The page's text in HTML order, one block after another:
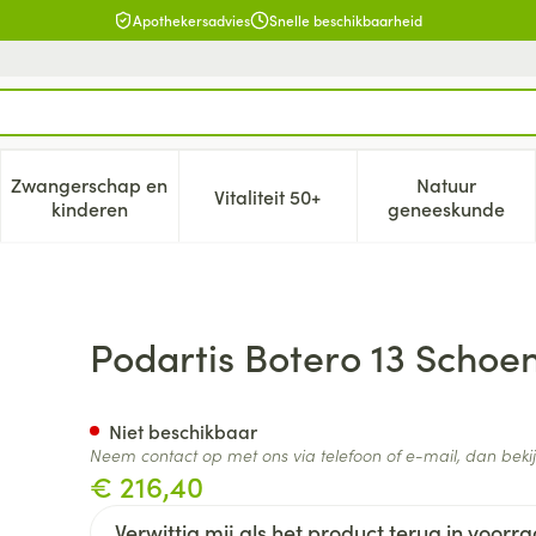
Apothekersadvies Snelle beschikbaarheid
verzorging en hygiëne categorie
voor Dieet, voeding en vitamines categorie
Zwangerschap en
kinderenToon submenu voor Zwangerschap en kinderen
Vitaliteit 50+Toon submenu voor Vitaliteit
Natuur
geneeskunde
Toon
Zwart 47 Xl
Podartis Botero 13
€ 216,40
Niet beschikbaar
Neem contact op met ons via telefoon of e-mail, dan